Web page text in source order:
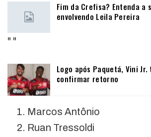
Fim da Crefisa? Entenda a
envolvendo Leila Pereira
" "
Logo após Paquetá, Vini Jr.
confirmar retorno
Marcos Antônio
Ruan Tressoldi